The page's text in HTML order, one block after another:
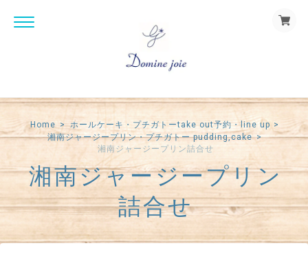
Home
ホールケーキ・プチガトーtake out予約・line up
湘南ジャージープリン・プチガトー pudding,cake
湘南ジャージープリン詰合せ
湘南ジャージープリン
詰合せ